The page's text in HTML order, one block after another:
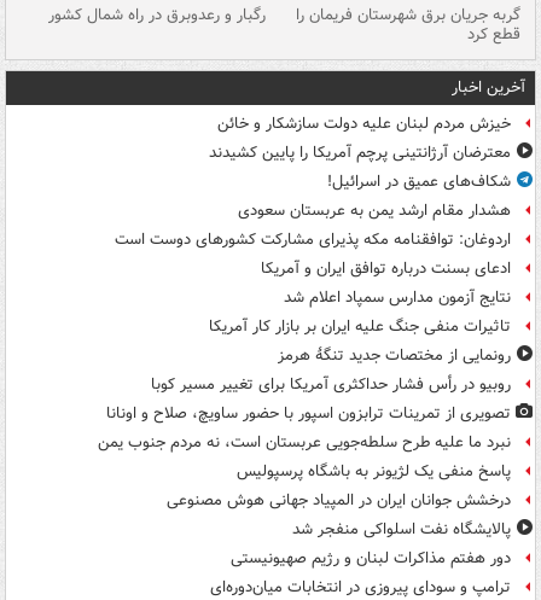
گربه جریان برق شهرستان فریمان را
قطع کرد
رگبار و رعدوبرق در راه شمال کشور
آخرین اخبار
خیزش مردم لبنان علیه دولت سازشکار و خائن
معترضان آرژانتینی پرچم آمریکا را پایین کشیدند
شکاف‌های عمیق در اسرائیل!
هشدار مقام ارشد یمن به عربستان سعودی
اردوغان: توافقنامه مکه پذیرای مشارکت کشورهای دوست است
ادعای بسنت درباره توافق ایران و آمریکا
نتایج آزمون مدارس سمپاد اعلام شد
تاثیرات منفی جنگ علیه ایران بر بازار کار آمریکا
رونمایی از مختصات جدید تنگۀ هرمز
روبیو در رأس فشار حداکثری آمریکا برای تغییر مسیر کوبا
تصویری از تمرینات ترابزون اسپور با حضور ساویچ، صلاح و اونانا
نبرد ما علیه طرح سلطه‌جویی عربستان است، نه مردم جنوب یمن
پاسخ منفی یک لژیونر به باشگاه پرسپولیس
درخشش جوانان ایران در المپیاد جهانی هوش مصنوعی
پالایشگاه نفت اسلواکی منفجر شد
دور هفتم مذاکرات لبنان و رژیم صهیونیستی
ترامپ و سودای پیروزی در انتخابات میان‌دوره‌ای